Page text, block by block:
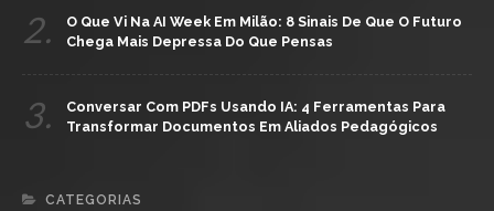
2.
O Que Vi Na AI Week Em Milão: 8 Sinais De Que O Futuro
Chega Mais Depressa Do Que Pensas
3.
Conversar Com PDFs Usando IA: 4 Ferramentas Para
Transformar Documentos Em Aliados Pedagógicos
CATEGORIAS